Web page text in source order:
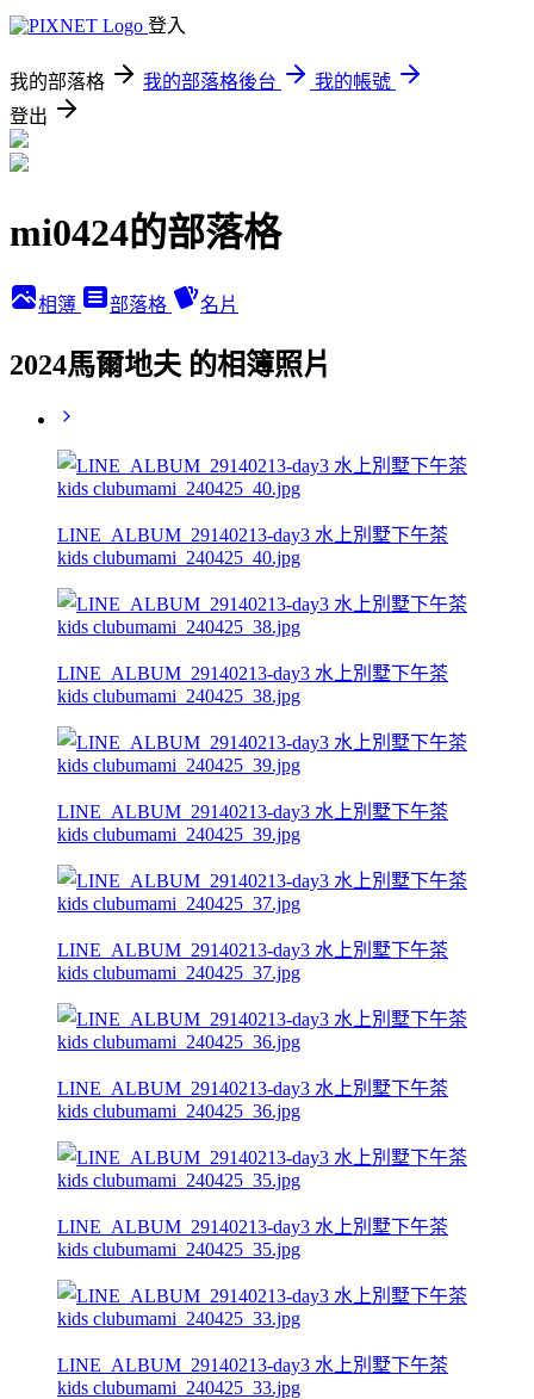
登入
我的部落格 我的部落格後台
我的帳號
登出
mi0424的部落格
相簿 部落格 名片
2024馬爾地夫 的相簿照片
LINE_ALBUM_29140213-day3 水上別墅下午茶
kids clubumami_240425_40.jpg
LINE_ALBUM_29140213-day3 水上別墅下午茶
kids clubumami_240425_38.jpg
LINE_ALBUM_29140213-day3 水上別墅下午茶
kids clubumami_240425_39.jpg
LINE_ALBUM_29140213-day3 水上別墅下午茶
kids clubumami_240425_37.jpg
LINE_ALBUM_29140213-day3 水上別墅下午茶
kids clubumami_240425_36.jpg
LINE_ALBUM_29140213-day3 水上別墅下午茶
kids clubumami_240425_35.jpg
LINE_ALBUM_29140213-day3 水上別墅下午茶
kids clubumami_240425_33.jpg